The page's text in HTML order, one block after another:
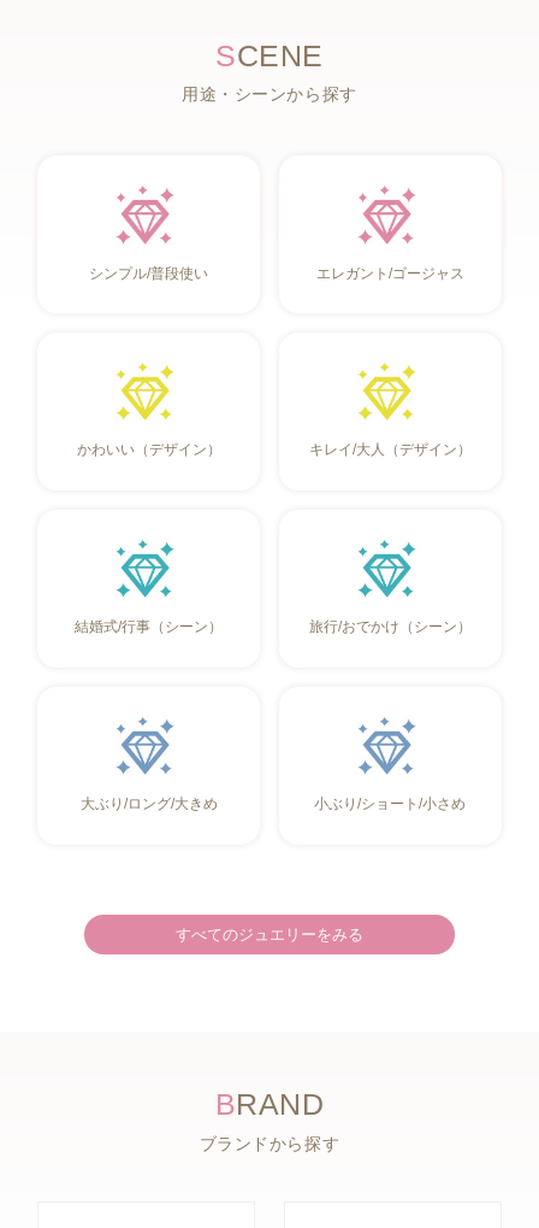
SCENE
用途・シーンから探す
シンプル/普段使い エレガント/ゴージャス
かわいい（デザイン） キレイ/大人（デザイン）
結婚式/行事（シーン） 旅行/おでかけ（シーン）
大ぶり/ロング/大きめ 小ぶり/ショート/小さめ
すべてのジュエリーをみる
BRAND
ブランドから探す